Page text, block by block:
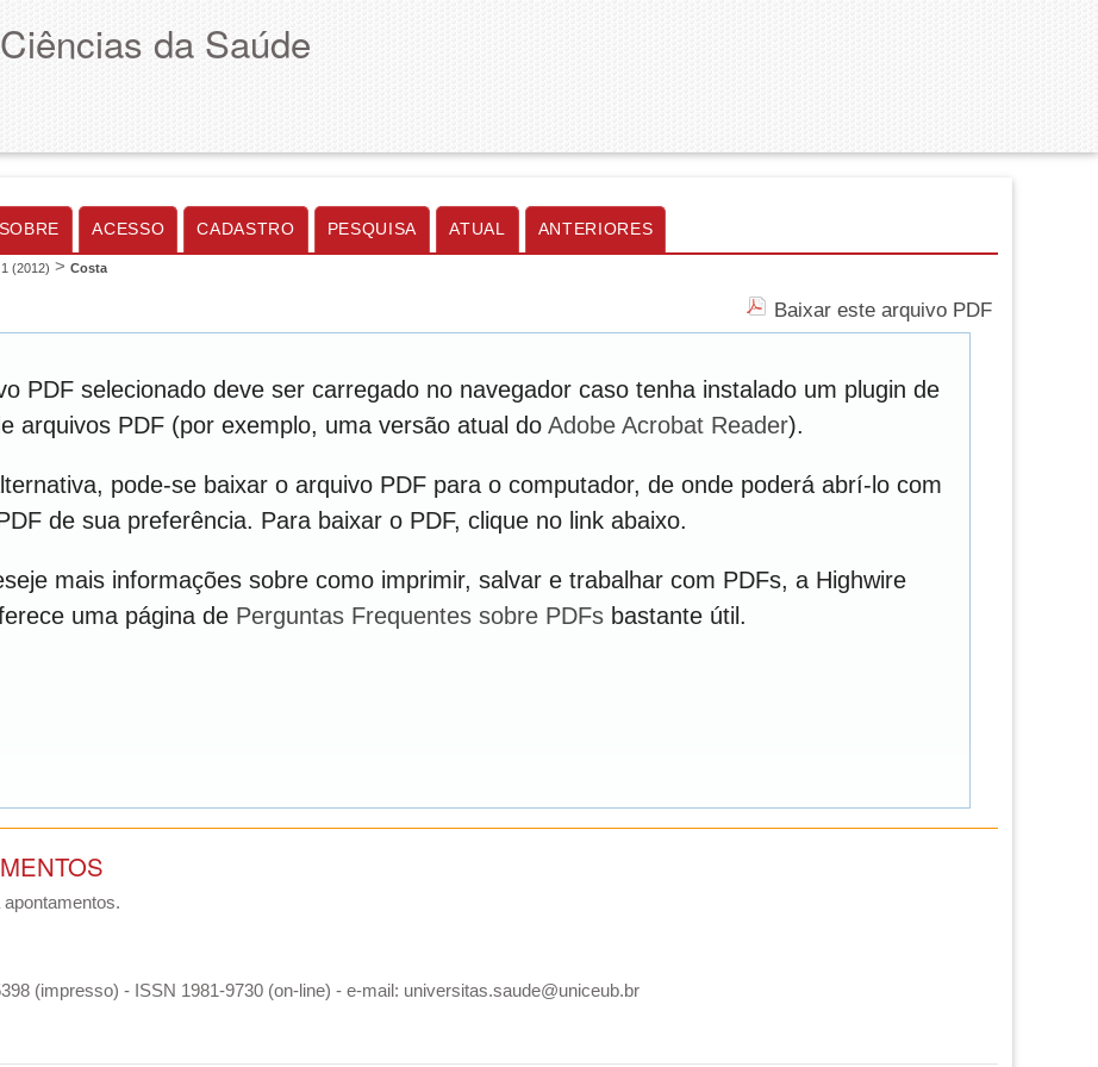
da Saúde
SOBRE ACESSO CADASTRO PESQUISA ATUAL ANTERIORES
(2012) > Costa
Baixar este arquivo PDF
PDF selecionado deve ser carregado no navegador caso tenha instalado um plugin de
arquivos PDF (por exemplo, uma versão atual do Adobe Acrobat Reader).
pode-se baixar o arquivo PDF para o computador, de onde poderá abrí-lo com
de sua preferência. Para baixar o PDF, clique no link abaixo.
mais informações sobre como imprimir, salvar e trabalhar com PDFs, a Highwire
uma página de Perguntas Frequentes sobre PDFs bastante útil.
apontamentos.
(impresso) - ISSN 1981-9730 (on-line) - e-mail: universitas.saude@uniceub.br